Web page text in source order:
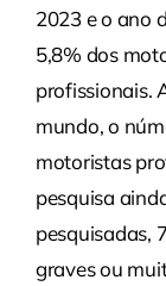
2023 e o ano
5,8% dos
profissionais.
mundo, o
motoristas
pesquisa
pesquisadas,
graves ou